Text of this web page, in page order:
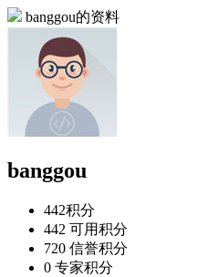
banggou的资料
banggou
442积分
442 可用积分
720 信誉积分
0 专家积分